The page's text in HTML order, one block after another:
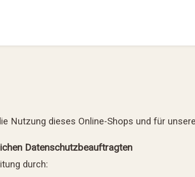
Nutzung dieses Online-Shops und für
Datenschutzbeauftragten
durch: